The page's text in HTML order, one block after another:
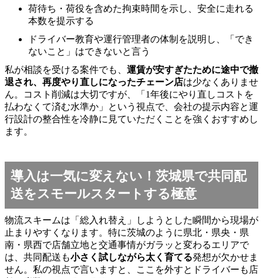
荷待ち・荷役を含めた拘束時間を示し、安全に走れる
本数を提示する
ドライバー教育や運行管理者の体制を説明し、「でき
ないこと」はできないと言う
私が相談を受ける案件でも、 運賃が安すぎたために途中で撤
退され、再度やり直しになったチェーン店は少なくありませ
ん。コスト削減は大切ですが、「1年後にやり直しコストを
払わなくて済む水準か」という視点で、会社の提示内容と運
行設計の整合性を冷静に見ていただくことを強くおすすめし
ます。
導入は一気に変えない！茨城県で共同配
送をスモールスタートする極意
物流スキームは「総入れ替え」しようとした瞬間から現場が
止まりやすくなります。特に茨城のように県北・県央・県
南・県西で店舗立地と交通事情がガラッと変わるエリアで
は、共同配送も小さく試しながら太く育てる発想が欠かせま
せん。私の視点で言いますと、ここを外すとドライバーも店